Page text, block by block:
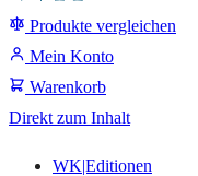
Produkte vergleichen
Suche
Mein Konto
Warenkorb
Direkt zum Inhalt
WK|Editionen